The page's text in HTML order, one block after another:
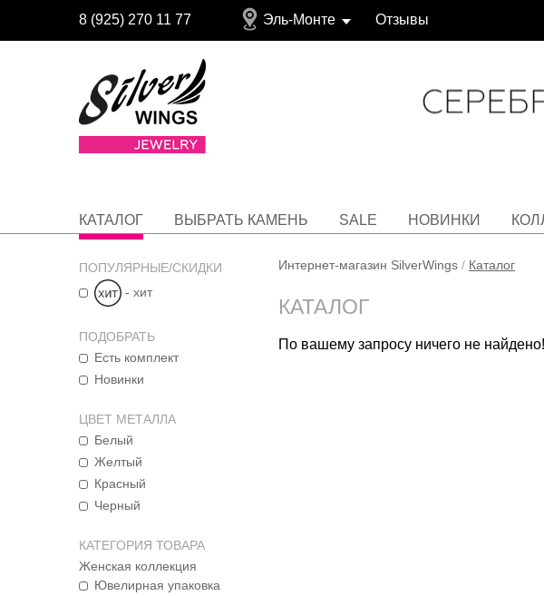
8 (925) 270 11 77 Эль-Монте Отзывы
КАТАЛОГ ВЫБРАТЬ КАМЕНЬ SALE НОВИНКИ
ПОПУЛЯРНЫЕ/СКИДКИ
- хит
ПОДОБРАТЬ
Есть комплект
Новинки
ЦВЕТ МЕТАЛЛА
Белый
Желтый
Красный
Черный
КАТЕГОРИЯ ТОВАРА
Женская коллекция
Ювелирная упаковка
Интернет-магазин SilverWings / Каталог
КАТАЛОГ
По вашему запросу ничего не найдено!